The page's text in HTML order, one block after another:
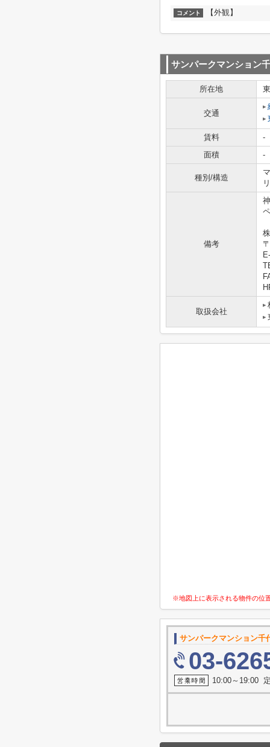
コメント 【外観】
サンパークマンション
所在地
交通
賃料
-
面積
-
種別/構造
備考
取扱会社
※地図上に表示される物件の位
サンパークマンション千
03-
10:00～19:00